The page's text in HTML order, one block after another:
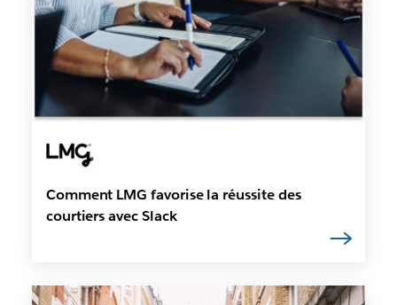
Comment LMG favorise la réussite des
courtiers avec Slack